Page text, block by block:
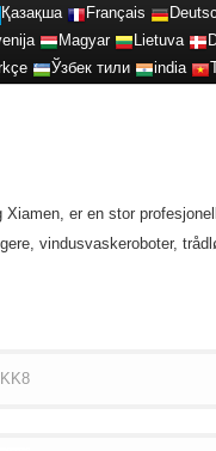
Қазақша Français
Magyar Lietuva
Ўзбек тили india
er en stor
vindusvaskeroboter,